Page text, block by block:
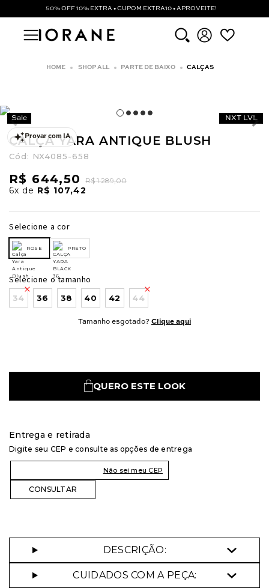
50% OFF 10% EXTRA • CUPOM EXTRA10 • APROVEITE!
SHOP ALL PARTE DE BAIXO CALÇAS
Provar com IA
NXT LVL
Sale
CALÇA YARA ANTIQUE BLUSH
Cód: NX4085-658
R$ 644,50 R$ 1.289,00
6x de R$ 107,42
Selecione a cor
ROSE PRETO
Selecione o tamanho
34 36 38 40 42 44
Tamanho esgotado? Clique aqui
QUERO ESTE LOOK
Entrega e retirada
Digite seu CEP e consulte as opções de entrega
Não sei meu CEP
DESCRIÇÃO:
CUIDADOS COM A PEÇA: